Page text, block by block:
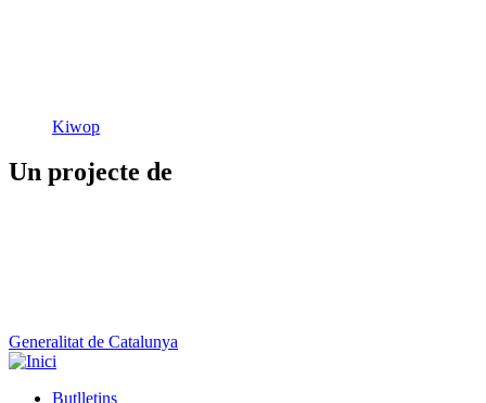
Avís legal
Política de cookies
Mapa web
Declaració d'accessibilitat